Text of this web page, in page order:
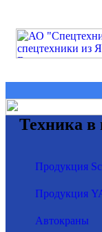
Техника в
Продукция
Продукция
Автокраны